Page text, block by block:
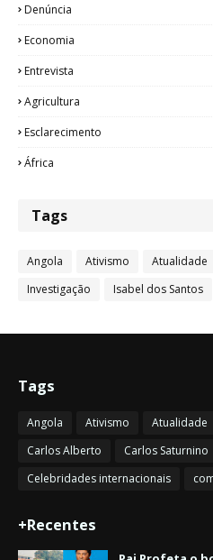
Denúncia
Economia
Entrevista
Agricultura
Esclarecimento
África
Tags
Angola Ativismo Atualidade
Investigação
Isabel dos Santos
Tags
Angola Ativismo Atualidade
Carlos Alberto
Carlos Saturnino
Celebridades internacionais
+Recentes